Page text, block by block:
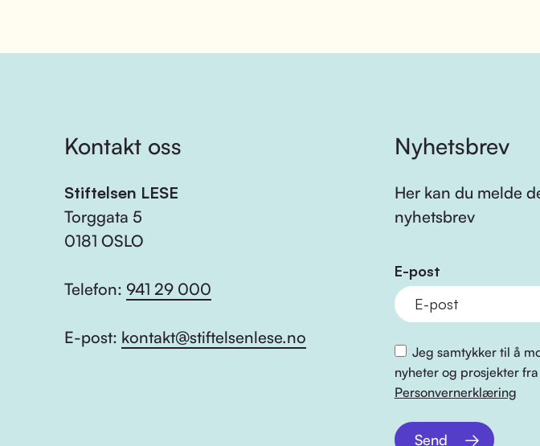
Kontakt oss
Stiftelsen LESE
Torggata 5
0181 OSLO
Telefon: 941 29 000
E-post: kontakt@stiftelsenlese.no
Nyhetsbrev
Her kan du melde
nyhetsbrev
E-post
Jeg samtykker til å
nyheter og prosjekter fra
Personvernerklæring
Send